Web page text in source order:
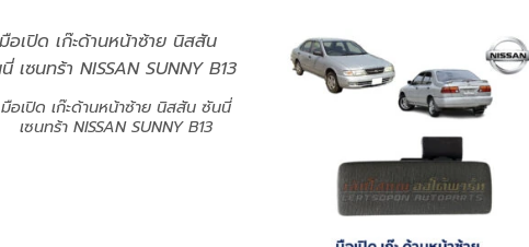
มือเปิด เก๊ะด้านหน้าซ้าย นิสสัน ซันนี่
เซนทร้า NISSAN SUNNY B13